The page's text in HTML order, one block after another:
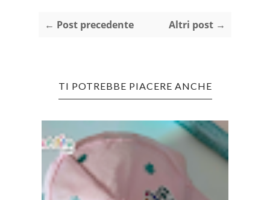
← Post precedente Altri post →
TI POTREBBE PIACERE ANCHE